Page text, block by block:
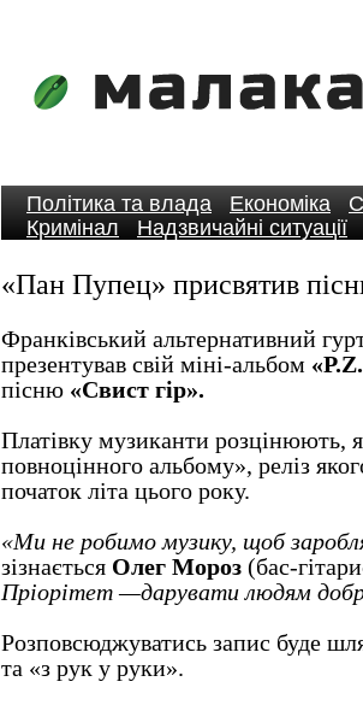
Політика та влада Економіка
Кримінал
Надзвичайні ситуації
«Пан Пупец» присвятив
Франківський альтернативний
презентував свій міні-альбом
пісню «Свист гір».
Платівку музиканти розцінюють,
повноцінного альбому», реліз
початок літа цього року.
«Ми не робимо музику, щоб
зізнається Олег Мороз (бас-
Пріорітет —дарувати людям
Розповсюджуватись запис буде
та «з рук у руки».